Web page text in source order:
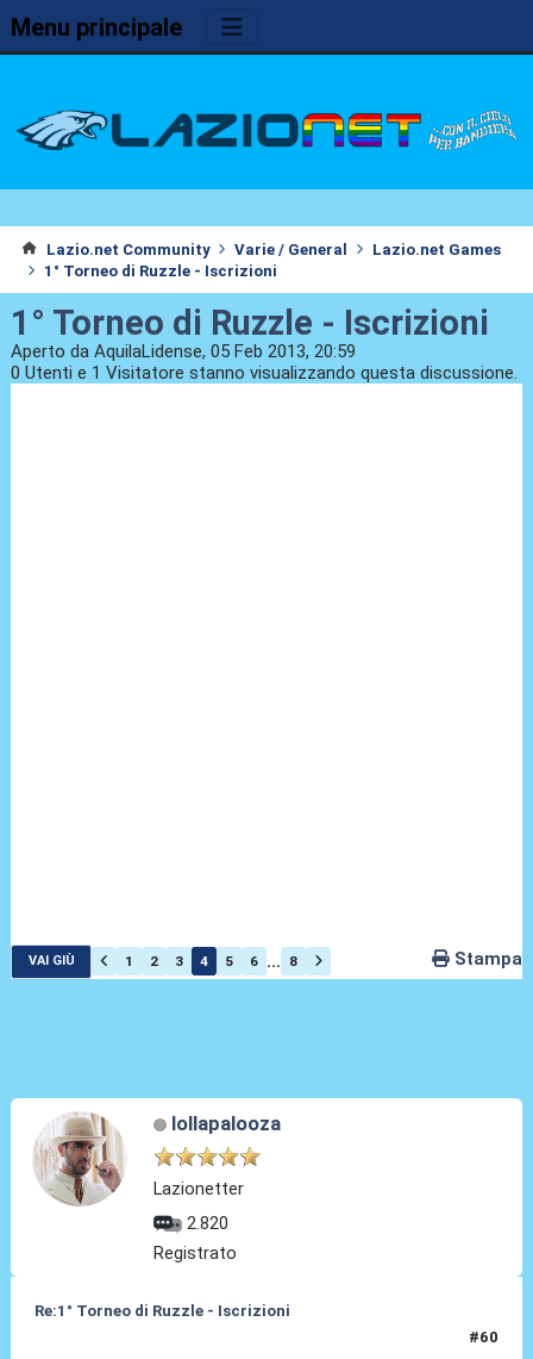
Menu principale
Lazio.net Community Varie / General
Lazio.net Games
1° Torneo di Ruzzle - Iscrizioni
1° Torneo di Ruzzle - Iscrizioni
Aperto da AquilaLidense, 05 Feb 2013, 20:59
0 Utenti e 1 Visitatore stanno visualizzando questa discussione.
VAI GIÙ 1 2 3 4 5 6 ... 8 Stampa
lollapalooza
Lazionetter
2.820
Registrato
Re:1° Torneo di Ruzzle - Iscrizioni
#60